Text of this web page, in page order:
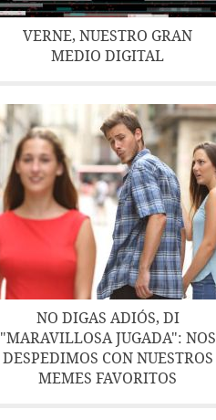
VERNE, NUESTRO GRAN
MEDIO DIGITAL
NO DIGAS ADIÓS, DI
"MARAVILLOSA JUGADA": NOS
DESPEDIMOS CON NUESTROS
MEMES FAVORITOS